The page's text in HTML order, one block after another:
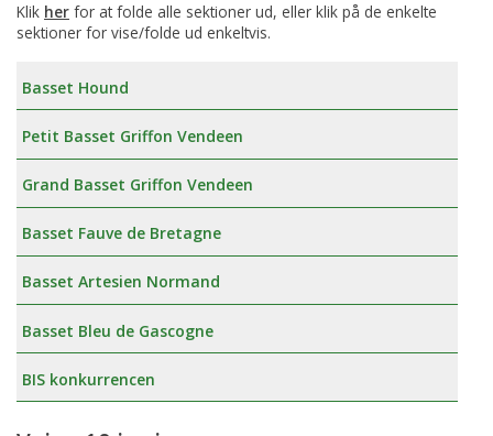
Klik her for at folde alle sektioner ud, eller klik på de enkelte
sektioner for vise/folde ud enkeltvis.
Basset Hound
Petit Basset Griffon Vendeen
Grand Basset Griffon Vendeen
Basset Fauve de Bretagne
Basset Artesien Normand
Basset Bleu de Gascogne
BIS konkurrencen